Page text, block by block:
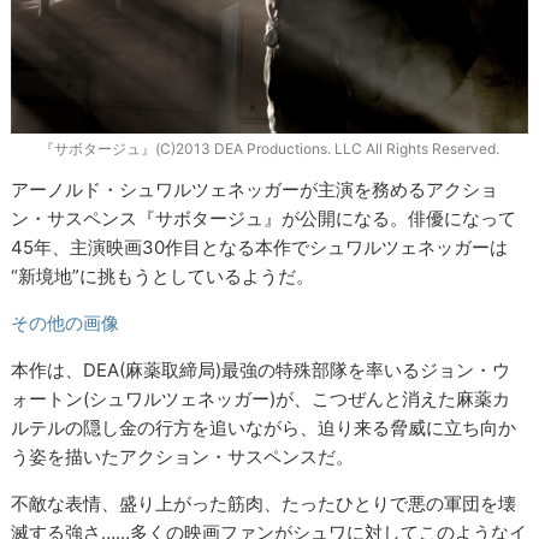
『サボタージュ』(C)2013 DEA Productions. LLC All Rights Reserved.
アーノルド・シュワルツェネッガーが主演を務めるアクショ
ン・サスペンス『サボタージュ』が公開になる。俳優になって
45年、主演映画30作目となる本作でシュワルツェネッガーは
“新境地”に挑もうとしているようだ。
その他の画像
本作は、DEA(麻薬取締局)最強の特殊部隊を率いるジョン・ウ
ォートン(シュワルツェネッガー)が、こつぜんと消えた麻薬カ
ルテルの隠し金の行方を追いながら、迫り来る脅威に立ち向か
う姿を描いたアクション・サスペンスだ。
不敵な表情、盛り上がった筋肉、たったひとりで悪の軍団を壊
滅する強さ……多くの映画ファンがシュワに対してこのようなイ